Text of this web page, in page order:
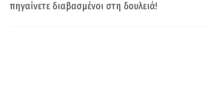
πηγαίνετε διαβασμένοι στη δουλειά!